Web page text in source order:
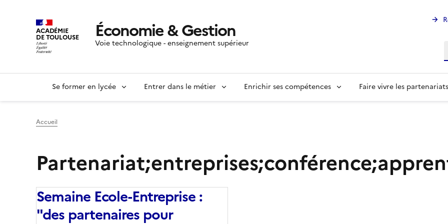
ACADÉMIE
DE TOULOUSE Économie & Gestion
Voie technologique - enseignement supérieur
Se former en lycée Entrer dans le métier Enrichir ses compétences Faire vivre les partenariats
Accueil
Semaine Ecole-Entreprise :
"des partenaires pour